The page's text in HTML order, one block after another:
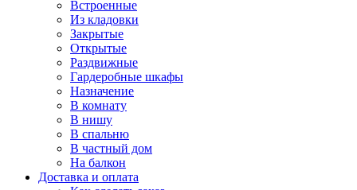
Встроенные
Из кладовки
Закрытые
Открытые
Раздвижные
Гардеробные шкафы
Назначение
В комнату
В нишу
В спальню
В частный дом
На балкон
Доставка и оплата